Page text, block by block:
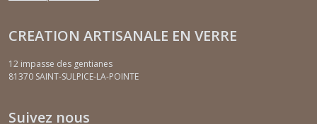
CREATION ARTISANALE EN VERRE
12 impasse des gentianes
81370 SAINT-SULPICE-LA-POINTE
Suivez nous